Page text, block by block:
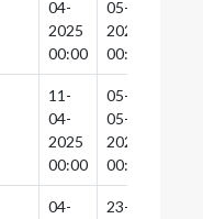
04-
2025
00:00
05-
2025
00:00
11-
04-
2025
00:00
05-
05-
2025
00:00
04-
23-